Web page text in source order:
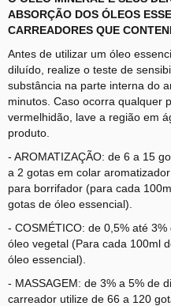
ABSORÇÃO DOS ÓLEOS
CARREADORES QUE
Antes de utilizar um óleo
diluído, realize o teste de
substância na parte interna do
minutos. Caso ocorra qualquer
vermelhidão, lave a região em
produto.
- AROMATIZAÇÃO: de 6 a 15
a 2 gotas em colar
para borrifador (para cada
gotas de óleo essencial).
- COSMÉTICO: de 0,5% até
óleo vegetal (Para cada 100ml
óleo essencial).
- MASSAGEM: de 3% a 5% de
carreador utilize de 66 a 120